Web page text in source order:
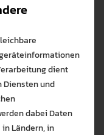
Balzer. Er ist
aber er
Dorian Balzer
Sekundarstufe
die ihm die PH
aufgeregt, aber
Sigmaringen. Sie
dient
Diensten und
dabei Daten
Ländern, in